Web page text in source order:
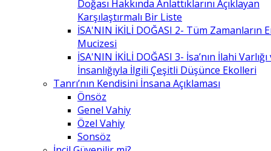
Doğası Hakkında Anlattıklarını Açıklayan
Karşılaştırmalı Bir Liste
İSA'NIN İKİLİ DOĞASI 2- Tüm Zamanların
Mucizesi
İSA'NIN İKİLİ DOĞASI 3- İsa’nın İlahi Varlığı
İnsanlığıyla İlgili Çeşitli Düşünce Ekolleri
Tanrı’nın Kendisini İnsana Açıklaması
Önsöz
Genel Vahiy
Özel Vahiy
Sonsöz